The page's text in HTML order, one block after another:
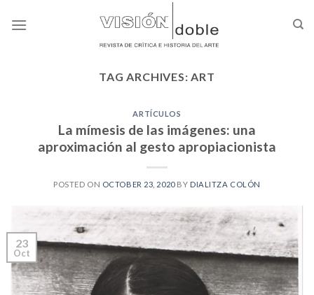
TAG ARCHIVES:ART
ARTÍCULOS
La mímesis de las imágenes: una
aproximación al gesto apropiacionista
POSTED ON OCTOBER 23, 2020BY DIALITZA COLÓN
23
Oct